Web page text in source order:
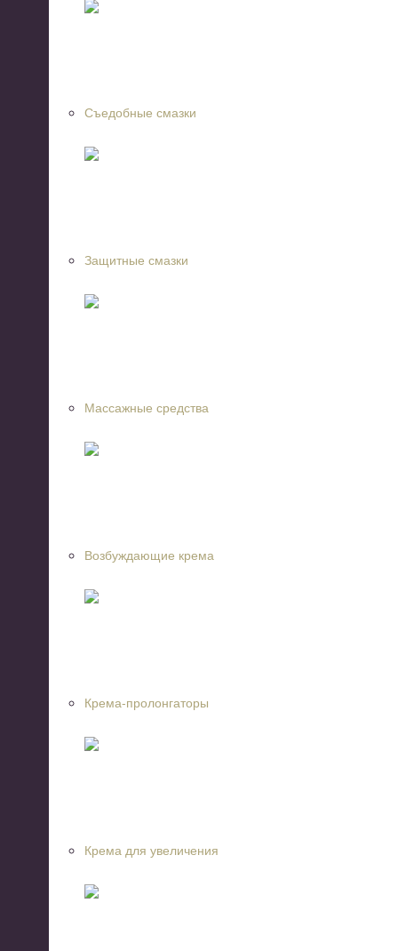
Съедобные смазки
Защитные смазки
Массажные средства
Возбуждающие крема
Крема-пролонгаторы
Крема для увеличения